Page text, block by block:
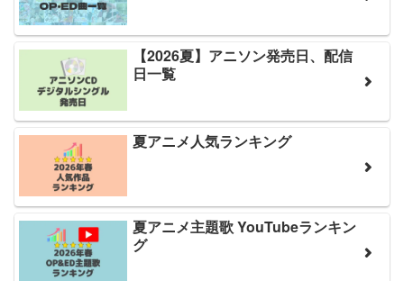
【2026夏】アニソン発売日、配信
日一覧
夏アニメ人気ランキング
夏アニメ主題歌 YouTubeランキン
グ